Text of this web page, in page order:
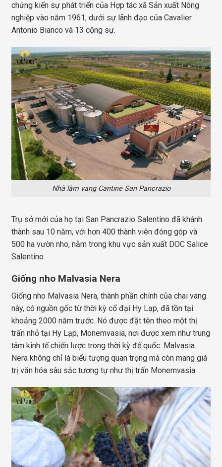
chứng kiến sự phát triển của Hợp tác xã Sản xuất Nông
nghiệp vào năm 1961, dưới sự lãnh đạo của Cavalier
Antonio Bianco và 13 cộng sự.
Nhà làm vang Cantine San Pancrazio
Trụ sở mới của họ tại San Pancrazio Salentino đã khánh
thành sau 10 năm, với hơn 400 thành viên đóng góp và
500 ha vườn nho, nằm trong khu vực sản xuất DOC Salice
Salentino.
Giống nho Malvasia Nera
Giống nho Malvasia Nera, thành phần chính của chai vang
này, có nguồn gốc từ thời kỳ cổ đại Hy Lạp, đã tồn tại
khoảng 2000 năm trước. Nó được đặt tên theo một thị
trấn nhỏ tại Hy Lạp, Monemvasia, nơi được xem như trung
tâm kinh tế chiến lược trong thời kỳ đế quốc. Malvasia
Nera không chỉ là biểu tượng quan trọng mà còn mang giá
trị văn hóa sâu sắc tương tự như thị trấn Monemvasia.